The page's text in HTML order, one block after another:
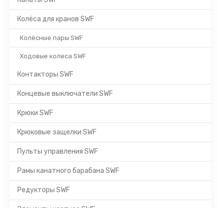
Колёса для кранов SWF
Колёсные пары SWF
Ходовые колеса SWF
Контакторы SWF
Концевые выключатели SWF
Крюки SWF
Крюковые защелки SWF
Пульты управления SWF
Рамы канатного барабана SWF
Редукторы SWF